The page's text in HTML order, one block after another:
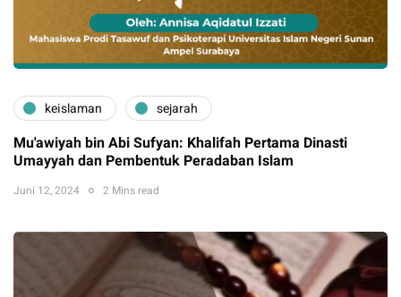
keislaman sejarah
Mu'awiyah bin Abi Sufyan: Khalifah Pertama Dinasti
Umayyah dan Pembentuk Peradaban Islam
Juni 12, 2024 2 Mins read